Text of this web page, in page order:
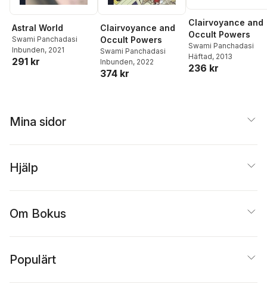
Astral World
Swami Panchadasi
Inbunden, 2021
291 kr
Clairvoyance and
Occult Powers
Swami Panchadasi
Inbunden, 2022
374 kr
Clairvoyance and
Occult Powers
Swami Panchadasi
Häftad, 2013
236 kr
Mina sidor
Hjälp
Om Bokus
Populärt